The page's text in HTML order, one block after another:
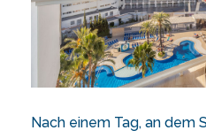
Nach einem Tag, an dem